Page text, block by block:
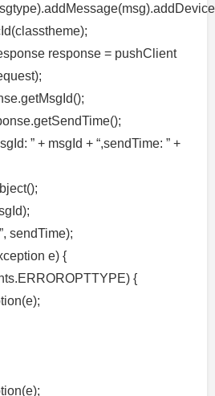
response = pushClient
” + msgId + “,sendTime: ” +
sendTime);
e) {
{